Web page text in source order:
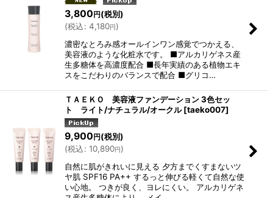
3,800円(税別)
(税込: 4,180円)
濃密なとろみ感オールインワン感覚でつかえる、
美容液のような化粧水です。 ■アルカリゲネス産
生多糖体を高濃度配合 ■長年実績のある植物エキ
スをこだわりのバランスで配合 ■グリコ…
ＴＡＥＫＯ 美容液ファンデーション 3色セッ
ト ライト/ナチュラル/オークル [taeko007]
9,900円(税別)
(税込: 10,890円)
自然に肌がきれいに見える 夕方までくすまないツ
ヤ肌 SPF16 PA++ するっと伸びる軽くて自然な使
い心地。 つきが良く、ヨレにくい。 アルカリゲネ